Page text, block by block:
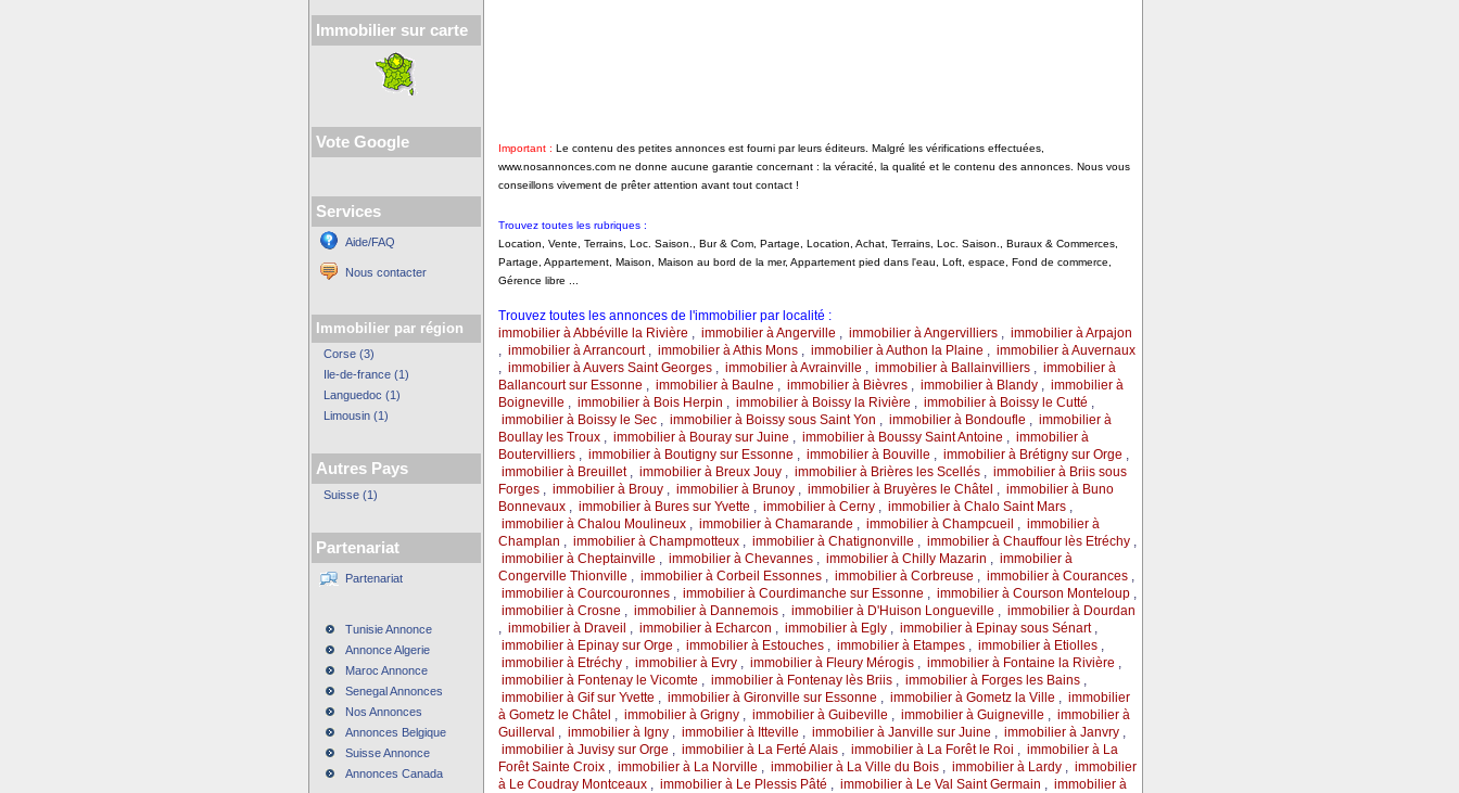
Immobilier sur carte
Vote Google
Services
Aide/FAQ
Nous contacter
Immobilier par région
Corse (3)
Ile-de-france (1)
Languedoc (1)
Limousin (1)
Autres Pays
Suisse (1)
Partenariat
Partenariat
Tunisie Annonce
Annonce Algerie
Maroc Annonce
Senegal Annonces
Nos Annonces
Annonces Belgique
Suisse Annonce
Annonces Canada
Important : Le contenu des petites annonces est fourni par leurs éditeurs. Malgré les vérifications effectuées,
www.nosannonces.com ne donne aucune garantie concernant : la véracité, la qualité et le contenu des annonces. Nous vous
conseillons vivement de prêter attention avant tout contact !
Trouvez toutes les rubriques :
Location, Vente, Terrains, Loc. Saison., Bur & Com, Partage, Location, Achat, Terrains, Loc. Saison., Buraux & Commerces,
Partage, Appartement, Maison, Maison au bord de la mer, Appartement pied dans l'eau, Loft, espace, Fond de commerce,
Gérence libre ...
Trouvez toutes les annonces de l'immobilier par localité :
immobilier à Abbéville la Rivière , immobilier à Angerville , immobilier à Angervilliers , immobilier à Arpajon
, immobilier à Arrancourt , immobilier à Athis Mons , immobilier à Authon la Plaine , immobilier à Auvernaux
, immobilier à Auvers Saint Georges , immobilier à Avrainville , immobilier à Ballainvilliers , immobilier à
Ballancourt sur Essonne , immobilier à Baulne , immobilier à Bièvres , immobilier à Blandy , immobilier à
Boigneville , immobilier à Bois Herpin , immobilier à Boissy la Rivière , immobilier à Boissy le Cutté ,
immobilier à Boissy le Sec , immobilier à Boissy sous Saint Yon , immobilier à Bondoufle , immobilier à
Boullay les Troux , immobilier à Bouray sur Juine , immobilier à Boussy Saint Antoine , immobilier à
Boutervilliers , immobilier à Boutigny sur Essonne , immobilier à Bouville , immobilier à Brétigny sur Orge ,
immobilier à Breuillet , immobilier à Breux Jouy , immobilier à Brières les Scellés , immobilier à Briis sous
Forges , immobilier à Brouy , immobilier à Brunoy , immobilier à Bruyères le Châtel , immobilier à Buno
Bonnevaux , immobilier à Bures sur Yvette , immobilier à Cerny , immobilier à Chalo Saint Mars ,
immobilier à Chalou Moulineux , immobilier à Chamarande , immobilier à Champcueil , immobilier à
Champlan , immobilier à Champmotteux , immobilier à Chatignonville , immobilier à Chauffour lès Etréchy ,
immobilier à Cheptainville , immobilier à Chevannes , immobilier à Chilly Mazarin , immobilier à
Congerville Thionville , immobilier à Corbeil Essonnes , immobilier à Corbreuse , immobilier à Courances ,
immobilier à Courcouronnes , immobilier à Courdimanche sur Essonne , immobilier à Courson Monteloup ,
immobilier à Crosne , immobilier à Dannemois , immobilier à D'Huison Longueville , immobilier à Dourdan
, immobilier à Draveil , immobilier à Echarcon , immobilier à Egly , immobilier à Epinay sous Sénart ,
immobilier à Epinay sur Orge , immobilier à Estouches , immobilier à Etampes , immobilier à Etiolles ,
immobilier à Etréchy , immobilier à Evry , immobilier à Fleury Mérogis , immobilier à Fontaine la Rivière ,
immobilier à Fontenay le Vicomte , immobilier à Fontenay lès Briis , immobilier à Forges les Bains ,
immobilier à Gif sur Yvette , immobilier à Gironville sur Essonne , immobilier à Gometz la Ville , immobilier
à Gometz le Châtel , immobilier à Grigny , immobilier à Guibeville , immobilier à Guigneville , immobilier à
Guillerval , immobilier à Igny , immobilier à Itteville , immobilier à Janville sur Juine , immobilier à Janvry ,
immobilier à Juvisy sur Orge , immobilier à La Ferté Alais , immobilier à La Forêt le Roi , immobilier à La
Forêt Sainte Croix , immobilier à La Norville , immobilier à La Ville du Bois , immobilier à Lardy , immobilier
à Le Coudray Montceaux , immobilier à Le Plessis Pâté , immobilier à Le Val Saint Germain , immobilier à